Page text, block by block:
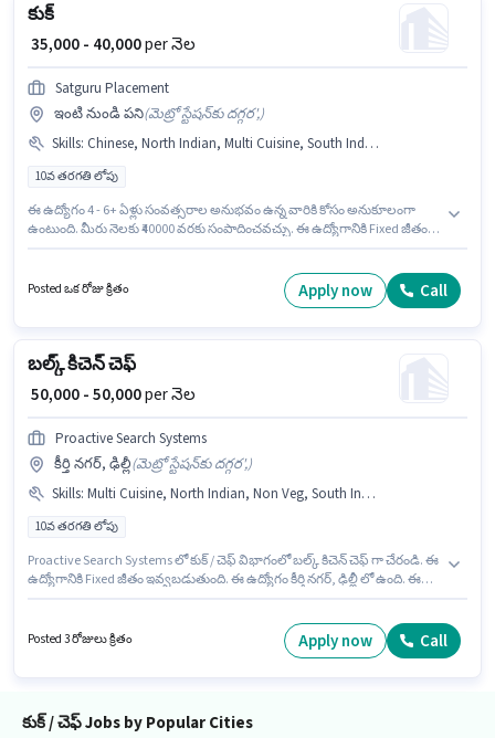
ఇప్పించబడతాయి.
కుక్
₹ 35,000 - 40,000per నెల
Satguru Placement
ఇంటి నుండి పని(మెట్రో స్టేషన్‌కు దగ్గర',)
Skills: Chinese, North Indian, Multi Cuisine, South Indian, Non Veg
10వ తరగతి లోపు
ఈ ఉద్యోగం 4 - 6+ ఏళ్లు సంవత్సరాల అనుభవం ఉన్న వారికి కోసం అనుకూలంగా
ఉంటుంది. మీరు నెలకు ₹40000 వరకు సంపాదించవచ్చు. ఈ ఉద్యోగానికి Fixed జీతం
ఇప్పించబడతాయి. Satguru Placement లో కుక్ / చెఫ్ విభాగంలో కుక్ గా చేరండి. ఈ
ఉద్యోగానికి అభ్యర్థి వద్ద Chinese, Multi Cuisine, Non Veg, North Indian, South
Posted ఒక రోజు క్రితం Apply now Call
బల్క్ కిచెన్ చెఫ్
₹ 50,000 - 50,000per నెల
Proactive Search Systems
కీర్తి నగర్, ఢిల్లీ(మెట్రో స్టేషన్‌కు దగ్గర',)
Skills: Multi Cuisine, North Indian, Non Veg, South Indian
10వ తరగతి లోపు
Proactive Search Systems లో కుక్ / చెఫ్ విభాగంలో బల్క్ కిచెన్ చెఫ్ గా చేరండి. ఈ
ఉద్యోగానికి Fixed జీతం ఇవ్వబడుతుంది. ఈ ఉద్యోగం కీర్తి నగర్, ఢిల్లీ లో ఉంది. ఈ
ఉన్న అభ్యర్థులు దరఖాస్తు చేయవచ్చు. ఈ ఉద్యోగం 6 - 6+ ఏళ్లు సంవత్సరాల
అనుభవం ఉన్న వారికి కోసం అనుకూలంగా ఉంటుంది. మీరు నెలకు ₹50000 వరకు
Posted 3 రోజులు క్రితం Apply now Call
కుక్ / చెఫ్ Jobs by Popular Cities